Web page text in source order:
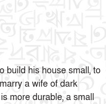
build his house small, to
a wife of dark
more durable, a small